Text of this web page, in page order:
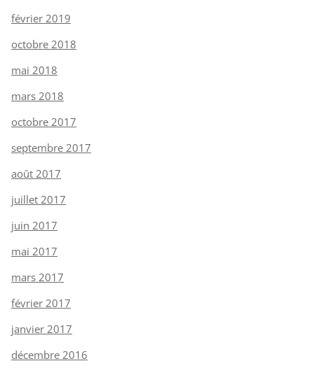
février 2019
octobre 2018
mai 2018
mars 2018
octobre 2017
septembre 2017
août 2017
juillet 2017
juin 2017
mai 2017
mars 2017
février 2017
janvier 2017
décembre 2016